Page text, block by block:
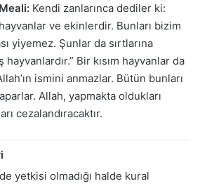
Kendi zanlarınca dediler ki:
ve ekinlerdir. Bunları bizim
yiyemez. Şunlar da sırtlarına
Bir kısım hayvanlar da
ismini anmazlar. Bütün bunları
Allah, yapmakta oldukları
cezalandıracaktır.
yetkisi olmadığı halde kural